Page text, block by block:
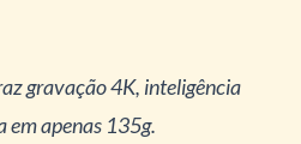
gravação 4K, inteligência
apenas 135g.